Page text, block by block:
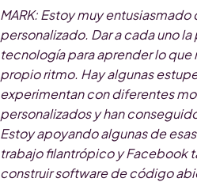
MARK: Estoy muy entusiasmado
personalizado. Dar a cada uno
tecnología para aprender lo que
propio ritmo. Hay algunas
experimentan con diferentes
personalizados y han
Estoy apoyando algunas de
trabajo filantrópico y Facebook
construir software de código